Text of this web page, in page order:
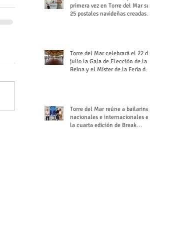
primera vez en Torre del Mar sus
25 postales navideñas creadas
Torre del Mar celebrará el 22 de
julio la Gala de Elección de la
Reina y el Míster de la Feria de
Torre del Mar reúne a bailarines
nacionales e internacionales en
la cuarta edición de Break